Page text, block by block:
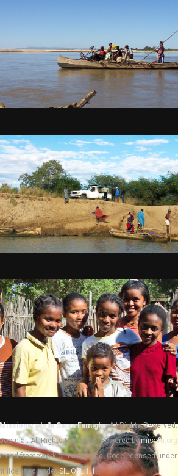
Missionari della Sacra Famiglia. All Rights Reserved.
All Rights Reserved. Powered bymisafa.org
end framework of Twitter, Inc. Code licensed under
licensed underSIL OFL 1.1 .